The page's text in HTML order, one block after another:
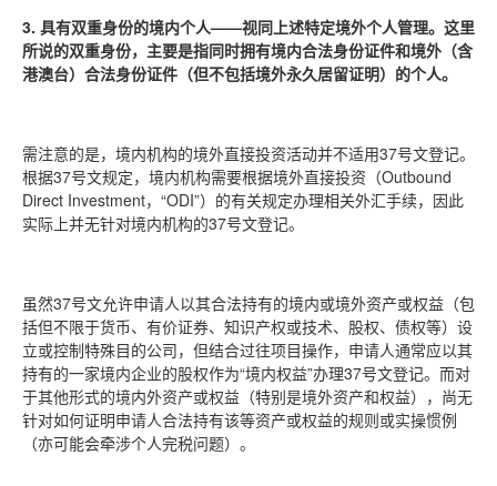
3. 具有双重身份的境内个人——视同上述特定境外个人管理。这里
所说的双重身份，主要是指同时拥有境内合法身份证件和境外（含
港澳台）合法身份证件（但不包括境外永久居留证明）的个人。
需注意的是，境内机构的境外直接投资活动并不适用37号文登记。
根据37号文规定，境内机构需要根据境外直接投资（Outbound
Direct Investment，“ODI”）的有关规定办理相关外汇手续，因此
实际上并无针对境内机构的37号文登记。
虽然37号文允许申请人以其合法持有的境内或境外资产或权益（包
括但不限于货币、有价证券、知识产权或技术、股权、债权等）设
立或控制特殊目的公司，但结合过往项目操作，申请人通常应以其
持有的一家境内企业的股权作为“境内权益”办理37号文登记。而对
于其他形式的境内外资产或权益（特别是境外资产和权益），尚无
针对如何证明申请人合法持有该等资产或权益的规则或实操惯例
（亦可能会牵涉个人完税问题）。